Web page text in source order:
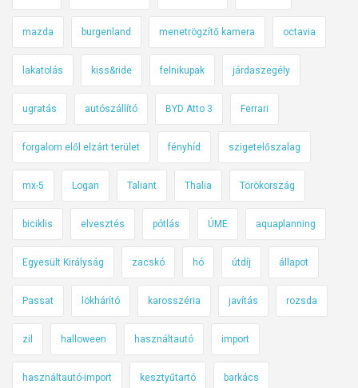
mazda burgenland menetrögzítő kamera octavia
lakatolás kiss&ride felnikupak járdaszegély
ugratás autószállító BYD Atto 3 Ferrari
forgalom elől elzárt terület fényhíd szigetelőszalag
mx-5 Logan Taliant Thalia Törökország
biciklis elvesztés pótlás ÚME aquaplanning
Egyesült Királyság zacskó hó útdíj állapot
Passat lökhárító karosszéria javítás rozsda
zil halloween használtautó import
használtautó-import kesztyűtartó barkács